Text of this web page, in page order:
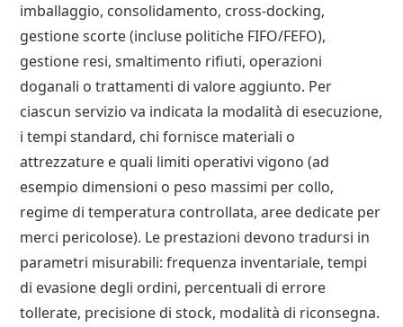
imballaggio, consolidamento, cross‑docking,
gestione scorte (incluse politiche FIFO/FEFO),
gestione resi, smaltimento rifiuti, operazioni
doganali o trattamenti di valore aggiunto. Per
ciascun servizio va indicata la modalità di esecuzione,
i tempi standard, chi fornisce materiali o
attrezzature e quali limiti operativi vigono (ad
esempio dimensioni o peso massimi per collo,
regime di temperatura controllata, aree dedicate per
merci pericolose). Le prestazioni devono tradursi in
parametri misurabili: frequenza inventariale, tempi
di evasione degli ordini, percentuali di errore
tollerate, precisione di stock, modalità di riconsegna.